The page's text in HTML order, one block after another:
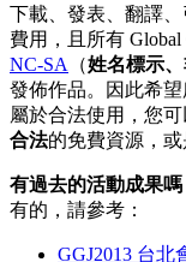
下載、發表、翻譯
費用，且所有 Global
NC-SA
（姓名標示
發佈作品。因此希
屬於合法使用，您
合法的免費資源，或
有過去的活動成果嗎
有的，請參考：
GGJ2013 台北